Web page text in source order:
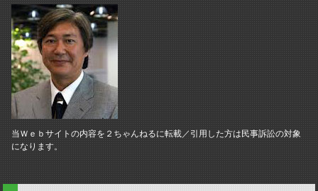
当Ｗｅｂサイトの内容を２ちゃんねるに転載／引用した方は民事訴訟の対象
になります。